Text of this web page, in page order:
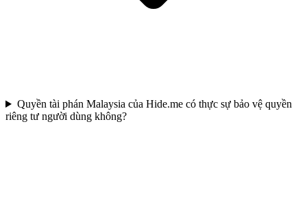
Quyền tài phán Malaysia của Hide.me có thực sự bảo vệ quyền
riêng tư người dùng không?